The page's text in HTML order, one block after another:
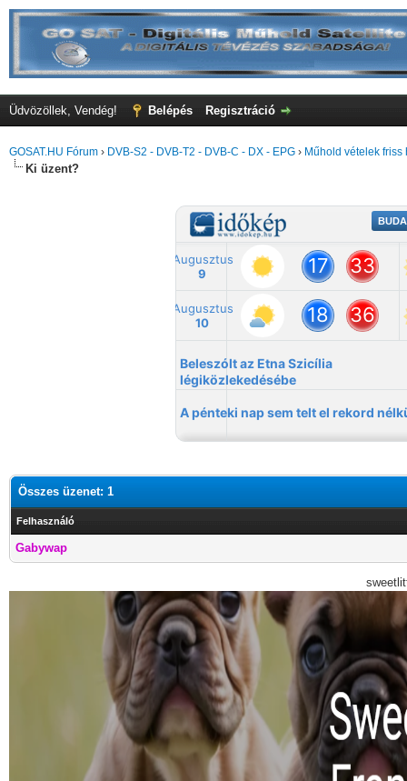
Üdvözöllek, Vendég! Belépés Regisztráció
GOSAT.HU Fórum › DVB-S2 - DVB-T2 - DVB-C - DX - EPG › Műhold vételek friss
Ki üzent?
Összes üzenet: 1
Felhasználó
Gabywap